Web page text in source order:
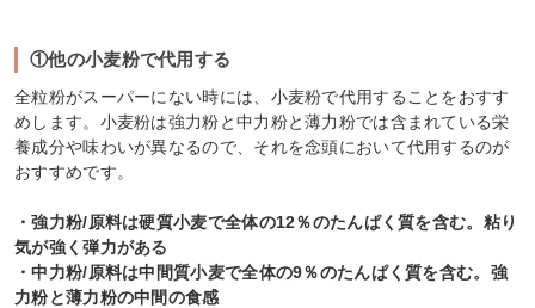
①他の小麦粉で代用する
全粒粉がスーパーにない時には、小麦粉で代用することをおすす
めします。小麦粉は強力粉と中力粉と薄力粉では含まれている栄
養成分や味わいが異なるので、それを念頭において代用するのが
おすすめです。
・強力粉/原料は硬質小麦で全体の12％のたんぱく質を含む。粘り
気が強く弾力がある
・中力粉/原料は中間質小麦で全体の9％のたんぱく質を含む。強
力粉と薄力粉の中間の食感